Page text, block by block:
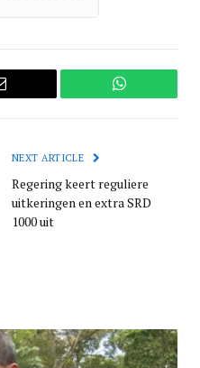
WhatsApp
NEXT ARTICLE
Regering keert reguliere
uitkeringen en extra SRD
1000 uit